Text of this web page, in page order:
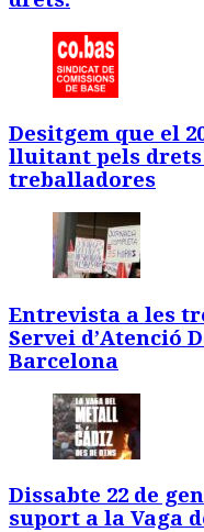
Desitgem que el
lluitant pels drets
treballadores
Entrevista a les
Servei d’Atenció
Barcelona
Dissabte 22 de
suport a la Vaga